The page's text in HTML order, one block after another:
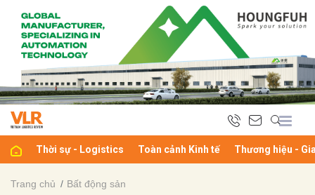
Thời sự - Logistics Toàn cảnh Kinh tế Thương hiệu -
Trang chủ Bất động sản
luận